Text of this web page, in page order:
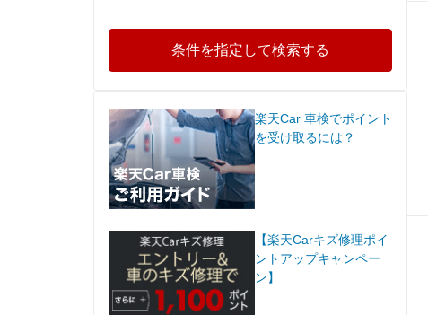
条件を指定して検索する
楽天Car 車検でポイント
を受け取るには？
【楽天Carキズ修理ポイ
ントアップキャンペー
ン】